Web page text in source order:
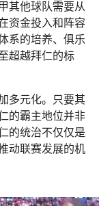
其他球队需要从
资金投入和阵容
系的培养、俱乐
超越拜仁的标
多元化。只要其
的霸主地位并非
的统治不仅仅是
动联赛发展的机